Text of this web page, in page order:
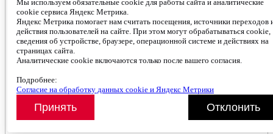
Мы используем обязательные cookie для работы сайта и аналитические
cookie сервиса Яндекс Метрика.
Яндекс Метрика помогает нам считать посещения, источники переходов
действия пользователей на сайте. При этом могут обрабатываться cookie,
сведения об устройстве, браузере, операционной системе и действиях на
страницах сайта.
Аналитические cookie включаются только после вашего согласия.
Подробнее:
Согласие на обработку данных cookie и Яндекс Метрики
Принять Отклонить